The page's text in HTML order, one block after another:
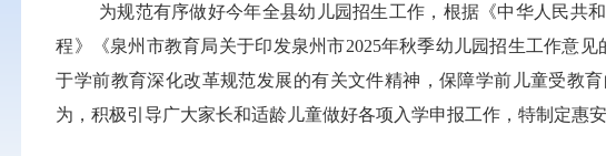
为规范有序做好今年全县幼儿园招生工作，根据《中华人民共和
程》《泉州市教育局关于印发泉州市2025年秋季幼儿园招生工作意
于学前教育深化改革规范发展的有关文件精神，保障学前儿童受教
为，积极引导广大家长和适龄儿童做好各项入学申报工作，特制定惠